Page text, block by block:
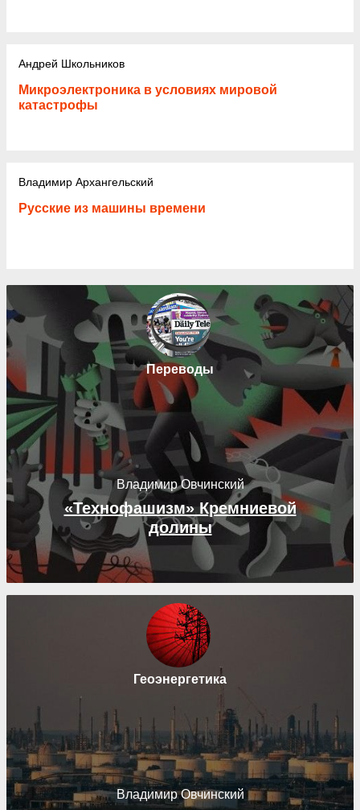
Андрей Школьников
Микроэлектроника в условиях мировой
катастрофы
Владимир Архангельский
Русские из машины времени
Переводы
Владимир Овчинский
«Технофашизм» Кремниевой
долины
Геоэнергетика
Владимир Овчинский